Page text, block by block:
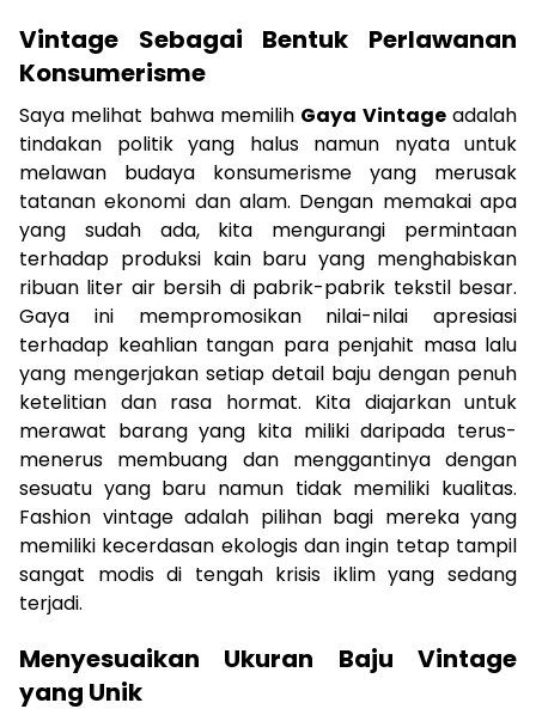
Vintage Sebagai Bentuk Perlawanan
Konsumerisme
Saya melihat bahwa memilih Gaya Vintageadalah
tindakan politik yang halus namun nyata untuk
melawan budaya konsumerisme yang merusak
tatanan ekonomi dan alam. Dengan memakai apa
yang sudah ada, kita mengurangi permintaan
terhadap produksi kain baru yang menghabiskan
ribuan liter air bersih di pabrik-pabrik tekstil besar.
Gaya ini mempromosikan nilai-nilai apresiasi
terhadap keahlian tangan para penjahit masa lalu
yang mengerjakan setiap detail baju dengan penuh
ketelitian dan rasa hormat. Kita diajarkan untuk
merawat barang yang kita miliki daripada terus-
menerus membuang dan menggantinya dengan
sesuatu yang baru namun tidak memiliki kualitas.
Fashion vintage adalah pilihan bagi mereka yang
memiliki kecerdasan ekologis dan ingin tetap tampil
sangat modis di tengah krisis iklim yang sedang
terjadi.
Menyesuaikan Ukuran Baju Vintage
yang Unik